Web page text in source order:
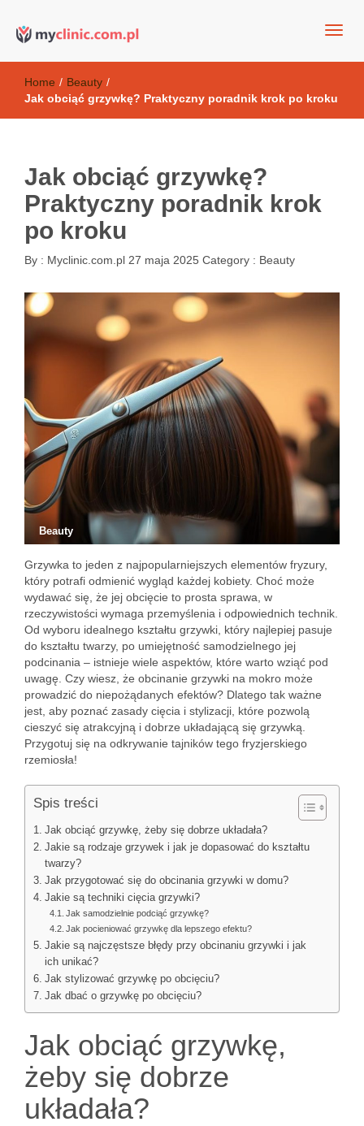
Kosmetyki antyoksydacyjne
Home / Beauty /
Jak obciąć grzywkę? Praktyczny poradnik krok po kroku
Jak obciąć grzywkę?
Praktyczny poradnik krok
po kroku
By : Myclinic.com.pl 27 maja 2025 Category : Beauty
Beauty
Grzywka to jeden z najpopularniejszych elementów fryzury,
który potrafi odmienić wygląd każdej kobiety. Choć może
wydawać się, że jej obcięcie to prosta sprawa, w
rzeczywistości wymaga przemyślenia i odpowiednich technik.
Od wyboru idealnego kształtu grzywki, który najlepiej pasuje
do kształtu twarzy, po umiejętność samodzielnego jej
podcinania – istnieje wiele aspektów, które warto wziąć pod
uwagę. Czy wiesz, że obcinanie grzywki na mokro może
prowadzić do niepożądanych efektów? Dlatego tak ważne
jest, aby poznać zasady cięcia i stylizacji, które pozwolą
cieszyć się atrakcyjną i dobrze układającą się grzywką.
Przygotuj się na odkrywanie tajników tego fryzjerskiego
rzemiosła!
Spis treści
Jak obciąć grzywkę, żeby się dobrze układała?
Jakie są rodzaje grzywek i jak je dopasować do kształtu
twarzy?
Jak przygotować się do obcinania grzywki w domu?
Jakie są techniki cięcia grzywki?
Jak samodzielnie podciąć grzywkę?
Jak pocieniować grzywkę dla lepszego efektu?
Jakie są najczęstsze błędy przy obcinaniu grzywki i jak
ich unikać?
Jak stylizować grzywkę po obcięciu?
Jak dbać o grzywkę po obcięciu?
Jak obciąć grzywkę,
żeby się dobrze
układała?